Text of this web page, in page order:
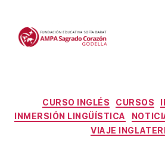
CURSO INGLÉS CURSOS
INMERSIÓN LINGÜÍSTICA
VIAJE